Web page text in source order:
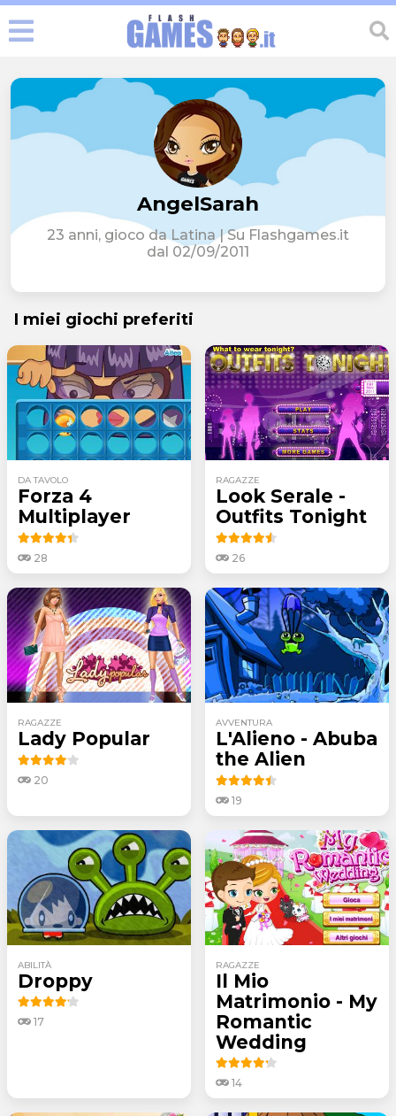
AngelSarah
23 anni, gioco da Latina | Su Flashgames.it
dal 02/09/2011
I miei giochi preferiti
DA TAVOLO
Forza 4
Multiplayer
28
RAGAZZE
Look Serale -
Outfits Tonight
26
RAGAZZE
Lady Popular
20
AVVENTURA
L'Alieno - Abuba
the Alien
19
ABILITÀ
Droppy
17
RAGAZZE
Il Mio
Matrimonio - My
Romantic
Wedding
14